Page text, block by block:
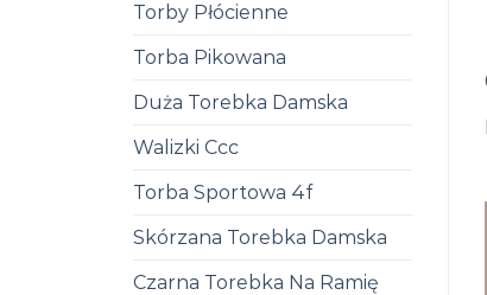
Torby Płócienne
Torba Pikowana
Duża Torebka Damska
Walizki Ccc
Torba Sportowa 4f
Skórzana Torebka Damska
Czarna Torebka Na Ramię